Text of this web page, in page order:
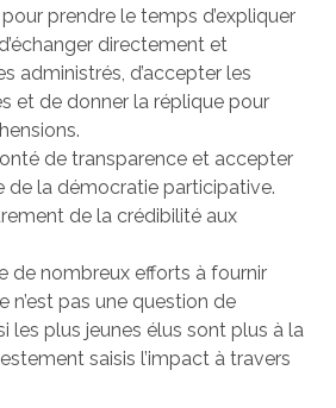
prendre le temps d’expliquer
directement et
administrés, d’accepter les
et de donner la réplique pour
de transparence et accepter
de la démocratie participative.
de la crédibilité aux
de nombreux efforts à fournir
n’est pas une question de
les plus jeunes élus sont plus à la
saisis l’impact à travers